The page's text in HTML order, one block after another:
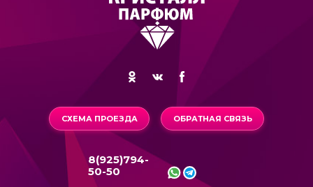
СХЕМА ПРОЕЗДА ОБРАТНАЯ СВЯЗЬ
8(925)794-
50-50